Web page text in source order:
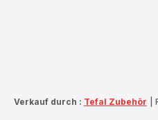
Verkauf durch : Tefal Zubehör